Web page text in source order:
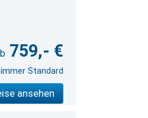
759,- €
Standard
ansehen